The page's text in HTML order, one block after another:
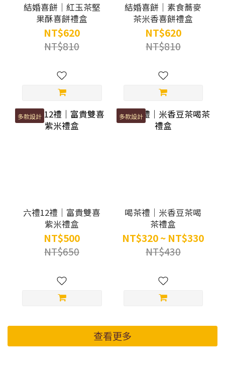
結婚喜餅｜紅玉茶堅
果酥喜餅禮盒
NT$620
NT$810
結婚喜餅｜素食蕎麥
茶米香喜餅禮盒
NT$620
NT$810
多款設計
六禮12禮｜富貴雙喜
紫米禮盒
NT$500
NT$650
多款設計
喝茶禮｜米香豆茶喝
茶禮盒
NT$320 ~ NT$330
NT$430
查看更多